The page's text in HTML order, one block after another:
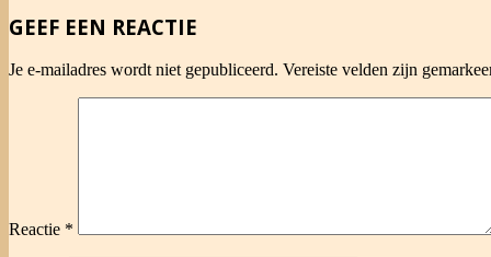
GEEF EEN REACTIE
Je e-mailadres wordt niet gepubliceerd. Vereiste velden zijn
Reactie *